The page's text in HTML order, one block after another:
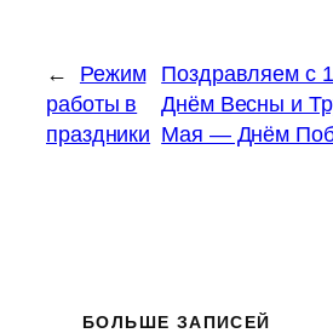
←
Режим
работы в
праздники
Поздравляем с
Днём Весны и
Мая — Днём
БОЛЬШЕ ЗАПИСЕЙ